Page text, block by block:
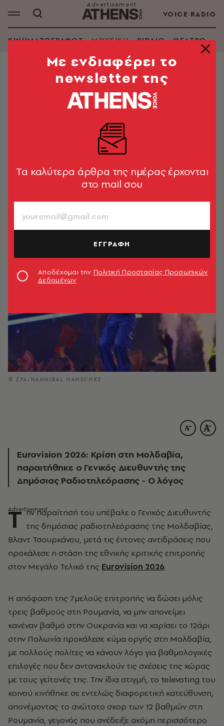
VOICE RADIO
ΚΙΝΗΜΑΤΟΓΡΑΦΟΣ ΜΟΥΣΙΚΗ ΒΙΒΛΙΟ ΘΕΑΤΡΟ -
Eurovision 2026: Κρίση στη
Μολδαβία, παραιτήθηκε ο Γενικός
Διευθυντής της Δημόσιας
Ραδιοτηλεόρασης - Ο λόγος
Η Ρίτα Ντρούτσα αποκάλυψε ότι αρχικά αρνήθηκε να
εμφανιστεί ζωντανά για δώσει το 12άρι της
Newsroom
© EPA/HANNIBAL HANSCHKE
Eurovision 2026: Κρίση στη Μολδαβία,
παραιτήθηκε ο Γενικός Διευθυντής της
Δημόσιας Ραδιοτηλεόρασης - Ο λόγος
Τ ην παραίτησή του υπέβαλε ο Γενικός Διευθυντής
της δημόσιας ραδιοτηλεόρασης της Μολδαβίας,
Βλαντ Τσουρκάνου, μετά τις έντονες αντιδράσεις που
προκάλεσε η στάση της εθνικής κριτικής επιτροπής
στον Μεγάλο Τελικό της Eurovision 2026.
Η απόφαση της 7μελούς επιτροπής να δώσει μόλις
τρεις βαθμούς στη Ρουμανία, να μην απονείμει
κανέναν βαθμό στην Ουκρανία και να χαρίσει το 12άρι
στην Πολωνία προκάλεσε κύμα οργής στη Μολδαβία,
με πολλούς πολίτες να κάνουν λόγο για βαθμολογικές
επιλογές που δεν αντανακλούν τις σχέσεις της χώρας
με τους γείτονές της. Την ίδια στιγμή, το televoting του
κοινού κινήθηκε σε εντελώς διαφορετική κατεύθυνση,
απονέμοντας το ανώτατο σκορ των 12 βαθμών στη
Ρουμανία, γεγονός που ανέδειξε ακόμη περισσότερο
Mε ενδιαφέρει το
newsletter της
Tα καλύτερα άρθρα της ημέρας έρχονται
στο mail σου
ΕΓΓΡΑΦΗ
Αποδέχομαι την Πολιτική Προστασίας Προσωπικών
Δεδομένων